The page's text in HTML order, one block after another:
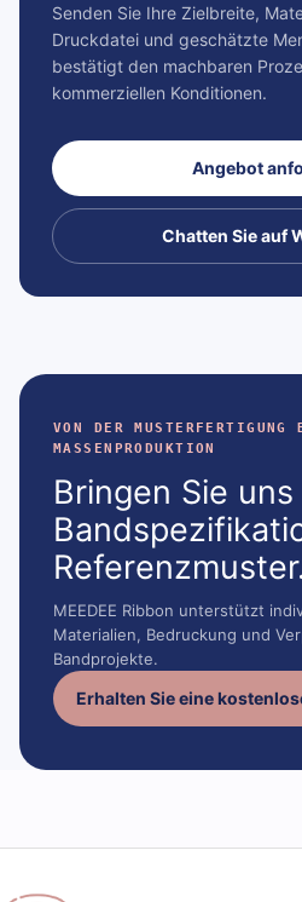
Senden Sie Ihre Zielbreite,
Druckdatei und geschätzte
bestätigt den machbaren
kommerziellen Konditionen.
Angebot
Chatten Sie auf
VON DER MUSTERFERTIGUNG
MASSENPRODUKTION
Bringen Sie
MEEDEE Ribbon unterstützt
Materialien, Bedruckung und
Bandprojekte.
Erhalten Sie eine